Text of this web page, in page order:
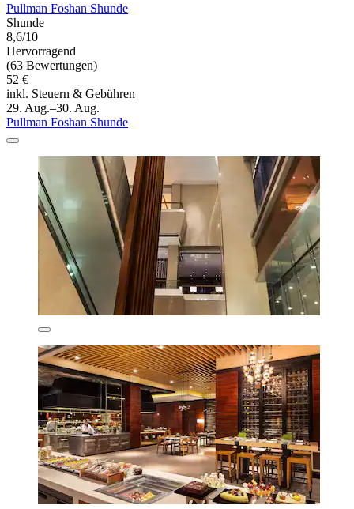
Pullman Foshan Shunde
Shunde
8,6/10
Hervorragend
(63 Bewertungen)
52 €
inkl. Steuern & Gebühren
29. Aug.–30. Aug.
Pullman Foshan Shunde